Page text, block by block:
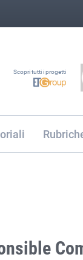
Scopri tutti i progetti